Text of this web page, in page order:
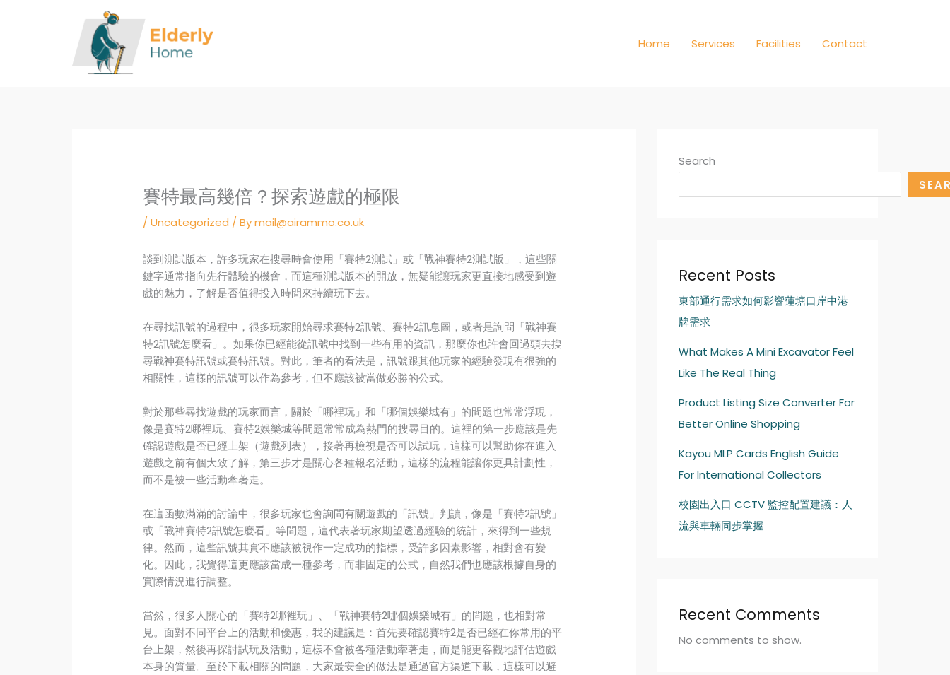
Home Services Facilities Contact
賽特最高幾倍？探索遊戲的極限
/Uncategorized / Bymail@airammo.co.uk
談到測試版本，許多玩家在搜尋時會使用「賽特2測試」或「戰神賽特2測試版」，這些關
鍵字通常指向先行體驗的機會，而這種測試版本的開放，無疑能讓玩家更直接地感受到遊
戲的魅力，了解是否值得投入時間來持續玩下去。
在尋找訊號的過程中，很多玩家開始尋求賽特2訊號、賽特2訊息圖，或者是詢問「戰神賽
特2訊號怎麼看」。如果你已經能從訊號中找到一些有用的資訊，那麼你也許會回過頭去搜
尋戰神賽特訊號或賽特訊號。對此，筆者的看法是，訊號跟其他玩家的經驗發現有很強的
相關性，這樣的訊號可以作為參考，但不應該被當做必勝的公式。
對於那些尋找遊戲的玩家而言，關於「哪裡玩」和「哪個娛樂城有」的問題也常常浮現，
像是賽特2哪裡玩、賽特2娛樂城等問題常常成為熱門的搜尋目的。這裡的第一步應該是先
確認遊戲是否已經上架（遊戲列表），接著再檢視是否可以試玩，這樣可以幫助你在進入
遊戲之前有個大致了解，第三步才是關心各種報名活動，這樣的流程能讓你更具計劃性，
而不是被一些活動牽著走。
在這函數滿滿的討論中，很多玩家也會詢問有關遊戲的「訊號」判讀，像是「賽特2訊號」
或「戰神賽特2訊號怎麼看」等問題，這代表著玩家期望透過經驗的統計，來得到一些規
律。然而，這些訊號其實不應該被視作一定成功的指標，受許多因素影響，相對會有變
化。因此，我覺得這更應該當成一種參考，而非固定的公式，自然我們也應該根據自身的
實際情況進行調整。
當然，很多人關心的「賽特2哪裡玩」、「戰神賽特2哪個娛樂城有」的問題，也相對常
見。面對不同平台上的活動和優惠，我的建議是：首先要確認賽特2是否已經在你常用的平
台上架，然後再探討試玩及活動，這樣不會被各種活動牽著走，而是能更客觀地評估遊戲
本身的質量。至於下載相關的問題，大家最安全的做法是通過官方渠道下載，這樣可以避
Search
Recent Posts
東部通行需求如何影響蓮塘口岸中港
牌需求
What Makes A Mini Excavator Feel
Like The Real Thing
Product Listing Size Converter For
Better Online Shopping
Kayou MLP Cards English Guide
For International Collectors
校園出入口 CCTV 監控配置建議：人
流與車輛同步掌握
Recent Comments
No comments to show.